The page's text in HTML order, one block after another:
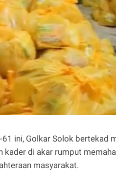
61 ini, Golkar Solok bertekad
kader di akar rumput
masyarakat.